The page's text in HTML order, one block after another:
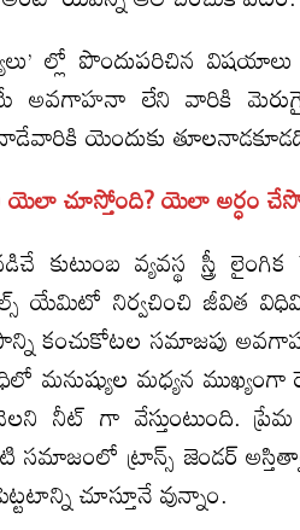
ల్లో పొందుపరిచిన
యే అవగాహనా లేని వారికి
యెందుకు
యెలా చూస్తోంది? యెలా అర్ధం
కుటుంబ వ్యవస్థ స్త్రీ
నిర్వచించి జీవిత
కంచుకోటల సమాజపు
మనుష్యుల మధ్యన
నీట్ గా
సమాజంలో ట్రాన్స్ జెండర్
చూస్తూనే వున్నాం.